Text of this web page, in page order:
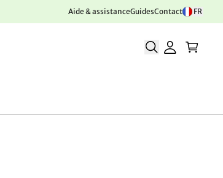
Aide & assistanceGuidesContact FR